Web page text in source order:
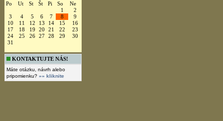
Po Ut St Št Pi So
Ne
1
2
3
4 5 6 7 8
9
10
11 12 13 14 15
16
17
18 19 20 21 22
23
24
25 26 27 28 29
30
31
KONTAKTUJTE NÁS!
Máte otázku, návrh alebo
pripomienku? »» kliknite